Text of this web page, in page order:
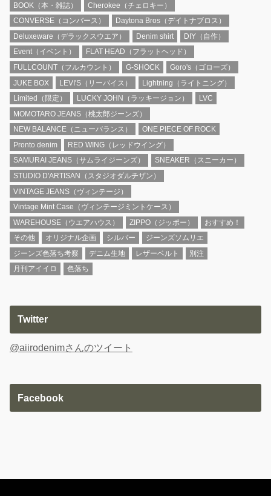
BOOK（本・雑誌）
Cherokee（チェロキー）
CONVERSE（コンバース）
Daytona Bros（デイトナブロス）
Deluxeware（デラックスウエア）
Denim shirt
DIY（自作）
Event（イベント）
FLAT HEAD（フラットヘッド）
FULLCOUNT（フルカウント）
G-SHOCK
Goro's（ゴローズ）
JUKE BOX
LEVI'S（リーバイス）
Lightning（ライトニング）
Limited（限定）
LUCKY JOHN（ラッキージョン）
LVC
MOMOTARO JEANS（桃太郎ジーンズ）
NEW BALANCE（ニューバランス）
ONE PIECE OF ROCK
Pronto denim
RED WING（レッドウイング）
SAMURAI JEANS（サムライジーンズ）
SNEAKER（スニーカー）
STUDIO D'ARTISAN（スタジオダルチザン）
VINTAGE JEANS（ヴィンテージ）
Vintage Mint Case（ヴィンテージミントケース）
WAREHOUSE（ウエアハウス）
ZIPPO（ジッポー）
おすすめ！
その他
オリジナル企画 シルバー
ジーンズソムリエ
ジーンズ色落ち考察
デニム生地 レザーベルト
別注
月刊アイイロ
色落ち
Twitter
@aiirodenimさんのツイート
Facebook